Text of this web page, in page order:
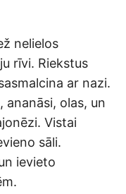
nelielos
rīvi. Riekstus
ar nazi.
ananāsi, olas, un
Vistai
sāli.
ievieto